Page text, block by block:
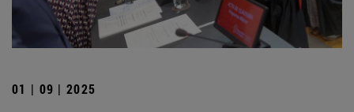
01 | 09 | 2025